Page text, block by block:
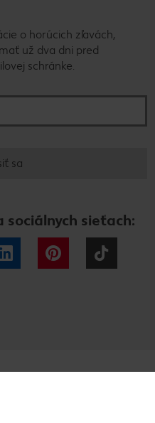
o horúcich zľavách,
už dva dni pred
schránke.
sa
sieťach:
LinkedIn Pinterest